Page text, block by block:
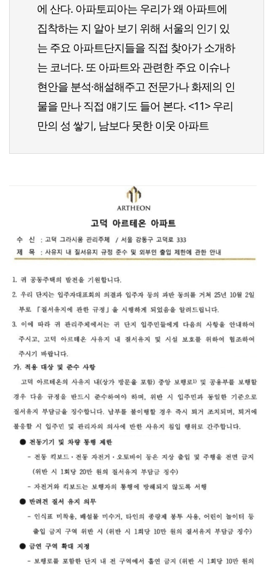
에 산다. 아파토피아는 우리가 왜 아파트에
집착하는 지 알아 보기 위해 서울의 인기 있
는 주요 아파트단지들을 직접 찾아가 소개하
는 코너다. 또 아파트와 관련한 주요 이슈나
현안을 분석·해설해주고 전문가나 화제의 인
물을 만나 직접 얘기도 들어 본다. <11> 우리
만의 성 쌓기, 남보다 못한 이웃 아파트